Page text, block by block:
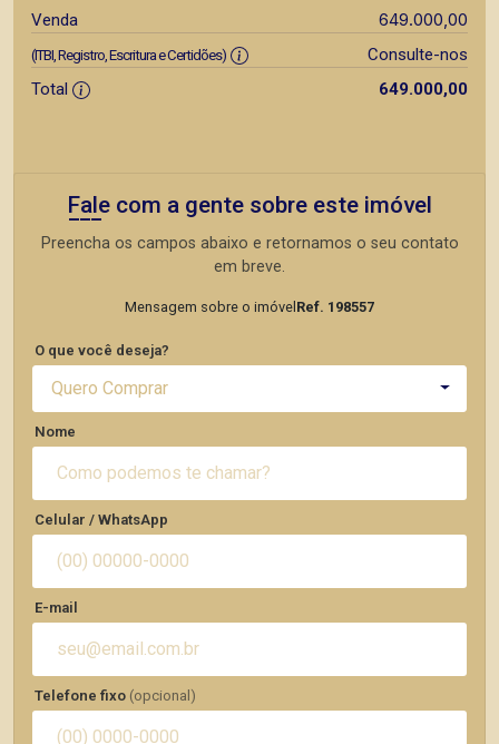
Venda 649.000,00
(ITBI, Registro, Escritura e Certidões)
Consulte-nos
Total
649.000,00
Fale com a gente sobre este imóvel
Preencha os campos abaixo e retornamos o seu contato
em breve.
Mensagem sobre o imóvelRef. 198557
O que você deseja?
Quero Comprar
Nome
Celular / WhatsApp
E-mail
Telefone fixo (opcional)